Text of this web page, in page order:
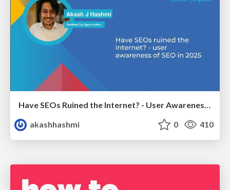
Have SEOs Ruined the Internet? - User Awareness of SEO in 2025
akashhashmi
0 410